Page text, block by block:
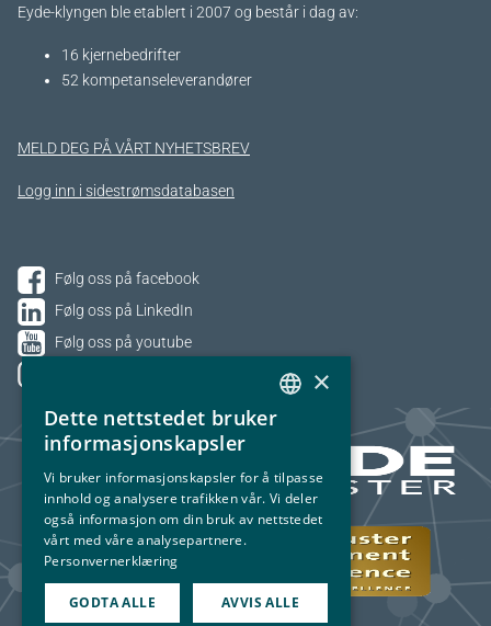
Eyde-klyngen ble etablert i 2007 og består i dag av:
16 kjernebedrifter​
52 kompetanseleverandører
MELD DEG PÅ VÅRT NYHETSBREV
Logg inn i sidestrømsdatabasen
Følg oss på facebook
Følg oss på LinkedIn
Følg oss på youtube
NORWEGIAN
×
Dette nettstedet bruker
informasjonskapsler
Vi bruker informasjonskapsler for å tilpasse
innhold og analysere trafikken vår. Vi deler
også informasjon om din bruk av nettstedet
vårt med våre analysepartnere.
Personvernerklæring
GODTA ALLE AVVIS ALLE